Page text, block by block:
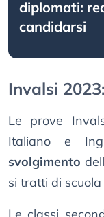
diplomati:
candidarsi
Invalsi
Le prove
Italiano e
svolgimento
si tratti di